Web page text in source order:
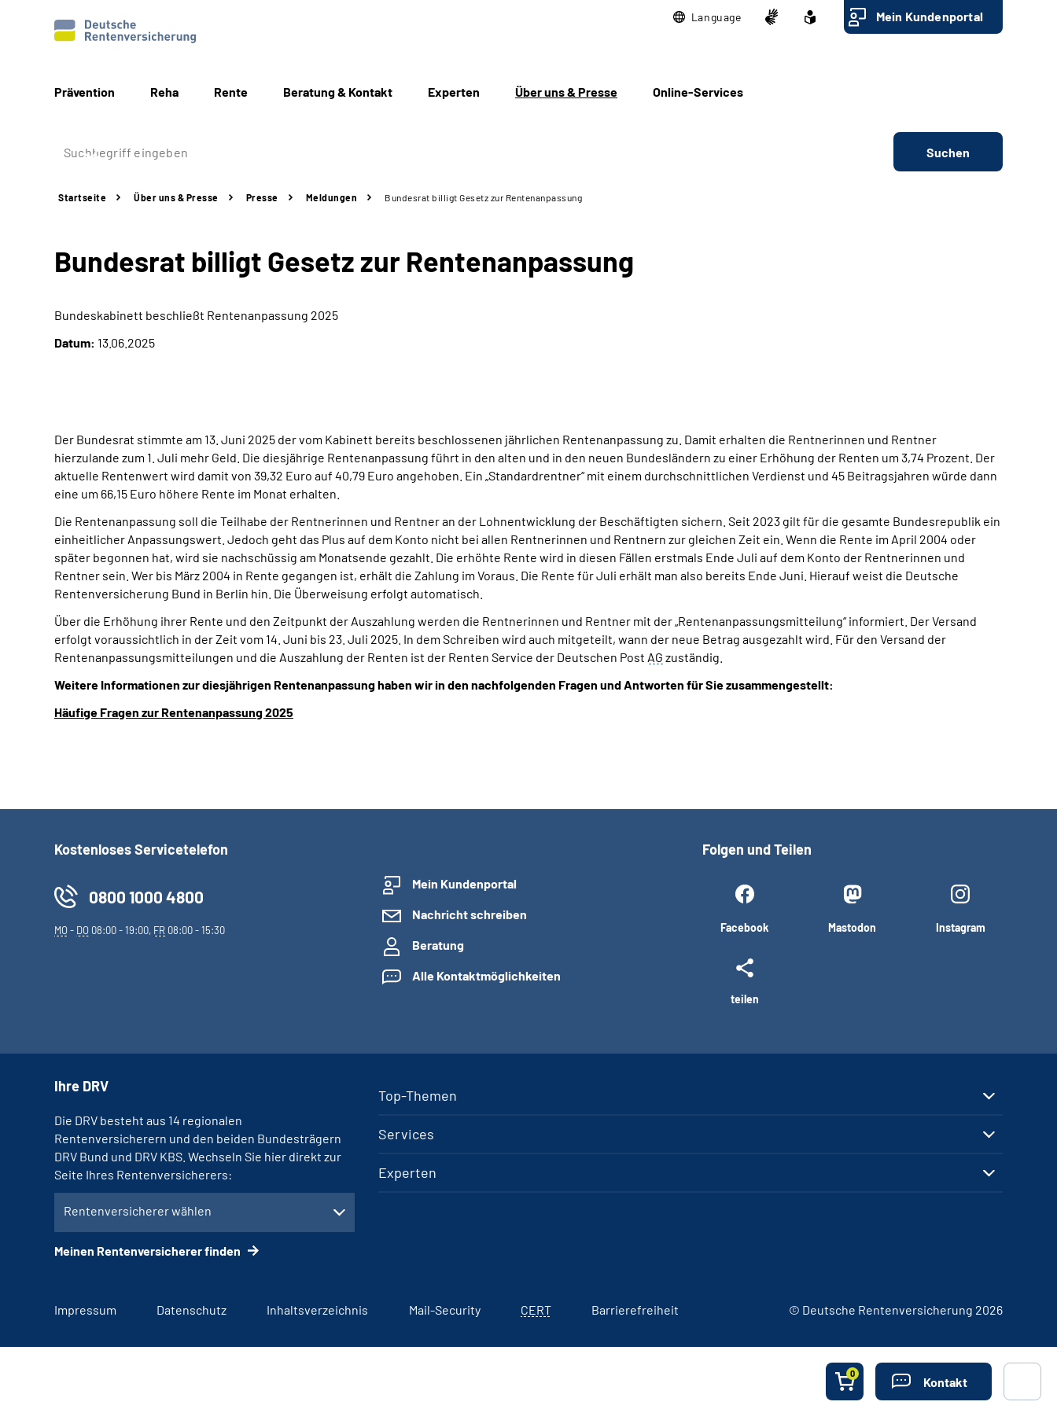
Language Mein Kundenportal
Prävention Reha Rente Beratung & Kontakt Experten Über uns & Presse Online-Services
Suchen
Startseite Über uns & Presse Presse Meldungen Bundesrat billigt Gesetz zur Rentenanpassung
Bundesrat billigt Gesetz zur Rentenanpassung
Bundeskabinett beschließt Rentenanpassung 2025
Datum: 13.06.2025
Der Bundesrat stimmte am 13. Juni 2025 der vom Kabinett bereits beschlossenen jährlichen Rentenanpassung zu. Damit erhalten die Rentnerinnen und Rentner
hierzulande zum 1. Juli mehr Geld. Die diesjährige Rentenanpassung führt in den alten und in den neuen Bundesländern zu einer Erhöhung der Renten um 3,74 Prozent. Der
aktuelle Rentenwert wird damit von 39,32 Euro auf 40,79 Euro angehoben. Ein „Standardrentner“ mit einem durchschnittlichen Verdienst und 45 Beitragsjahren würde dann
eine um 66,15 Euro höhere Rente im Monat erhalten.
Die Rentenanpassung soll die Teilhabe der Rentnerinnen und Rentner an der Lohnentwicklung der Beschäftigten sichern. Seit 2023 gilt für die gesamte Bundesrepublik ein
einheitlicher Anpassungswert. Jedoch geht das Plus auf dem Konto nicht bei allen Rentnerinnen und Rentnern zur gleichen Zeit ein. Wenn die Rente im April 2004 oder
später begonnen hat, wird sie nachschüssig am Monatsende gezahlt. Die erhöhte Rente wird in diesen Fällen erstmals Ende Juli auf dem Konto der Rentnerinnen und
Rentner sein. Wer bis März 2004 in Rente gegangen ist, erhält die Zahlung im Voraus. Die Rente für Juli erhält man also bereits Ende Juni. Hierauf weist die Deutsche
Rentenversicherung Bund in Berlin hin. Die Überweisung erfolgt automatisch.
Über die Erhöhung ihrer Rente und den Zeitpunkt der Auszahlung werden die Rentnerinnen und Rentner mit der „Rentenanpassungsmitteilung“ informiert. Der Versand
erfolgt voraussichtlich in der Zeit vom 14. Juni bis 23. Juli 2025. In dem Schreiben wird auch mitgeteilt, wann der neue Betrag ausgezahlt wird. Für den Versand der
Rentenanpassungsmitteilungen und die Auszahlung der Renten ist der Renten Service der Deutschen Post AG zuständig.
Weitere Informationen zur diesjährigen Rentenanpassung haben wir in den nachfolgenden Fragen und Antworten für Sie zusammengestellt:
Häufige Fragen zur Rentenanpassung 2025
0
Kontakt
Kostenloses Servicetelefon
0800 1000 4800
MO- DO 08:00 - 19:00, FR 08:00 - 15:30
Mein Kundenportal
Nachricht schreiben
Beratung
Alle Kontaktmöglichkeiten
Folgen und Teilen
Facebook Mastodon Instagram
teilen
Top-Themen
Services
Experten
Ihre DRV
Die DRV besteht aus 14 regionalen
Rentenversicherern und den beiden Bundesträgern
DRV Bund und DRV KBS. Wechseln Sie hier direkt zur
Seite Ihres Rentenversicherers:
Rentenversicherer wählen
Meinen Rentenversicherer finden
Impressum Datenschutz Inhaltsverzeichnis Mail-Security CERT Barrierefreiheit © Deutsche Rentenversicherung 2026